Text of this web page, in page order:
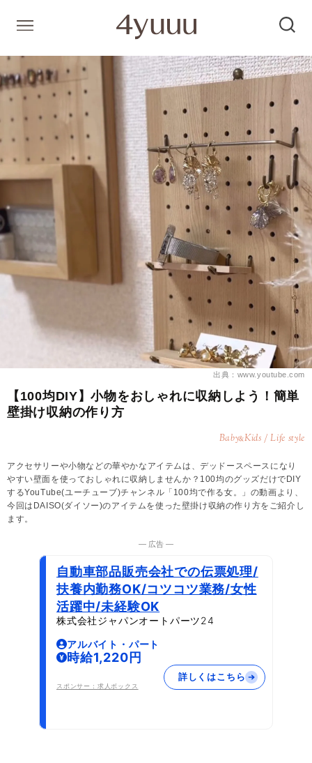
出典：www.youtube.com
【100均DIY】小物をおしゃれに収納しよう！簡単
壁掛け収納の作り方
Baby&Kids / Life style
アクセサリーや小物などの華やかなアイテムは、デッドースペースになり
やすい壁面を使っておしゃれに収納しませんか？100均のグッズだけでDIY
するYouTube(ユーチューブ)チャンネル「100均で作る女。」の動画より、
今回はDAISO(ダイソー)のアイテムを使った壁掛け収納の作り方をご紹介し
ます。
― 広告 ―
自動車部品販売会社での伝票処理/
扶養内勤務OK/コツコツ業務/女性
活躍中/未経験OK
株式会社ジャパンオートパーツ24
アルバイト・パート
時給1,220円
スポンサー：求人ボックス
詳しくはこちら